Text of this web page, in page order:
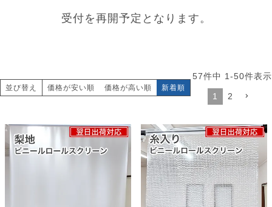
受付を再開予定となります。
並び替え 価格が安い順 価格が高い順 新着順
57件中 1 -50件表示
1 2